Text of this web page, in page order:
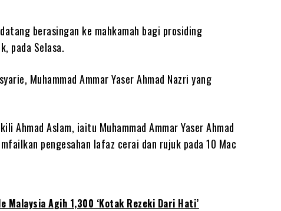
berasingan ke mahkamah bagi prosiding
pada Selasa.
Muhammad Ammar Yaser Ahmad Nazri yang
Ahmad Aslam, iaitu Muhammad Ammar Yaser Ahmad
pengesahan lafaz cerai dan rujuk pada 10 Mac
Malaysia Agih 1,300 ‘Kotak Rezeki Dari Hati’